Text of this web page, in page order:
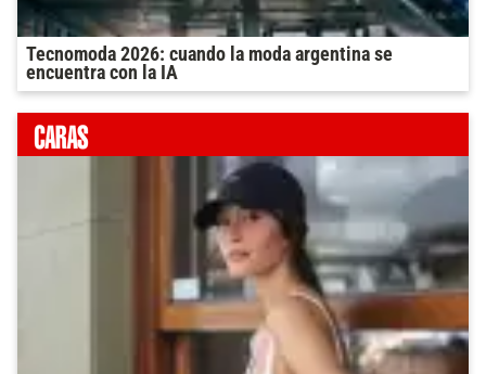
Tecnomoda 2026: cuando la moda argentina se
encuentra con la IA